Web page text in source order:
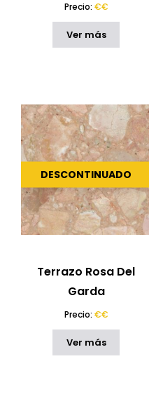
Precio: €€
Ver más
DESCONTINUADO
Terrazo Rosa Del
Garda
Precio: €€
Ver más